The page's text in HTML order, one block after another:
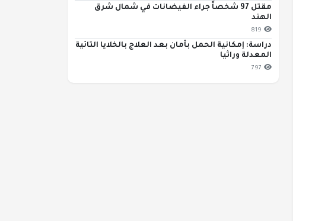
مقتل 97 شخصاً جراء الفيضانات في شمال شرق
الهند
819
دراسة: إمكانية الحمل بأمان بعد العلاج بالخلايا التائية
المعدلة وراثيا
797